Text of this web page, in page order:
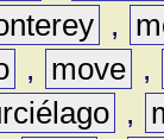
,
, move ,
,